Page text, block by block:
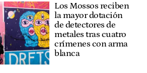
Los Mossos reciben
la mayor dotación
de detectores de
metales tras cuatro
crímenes con arma
blanca